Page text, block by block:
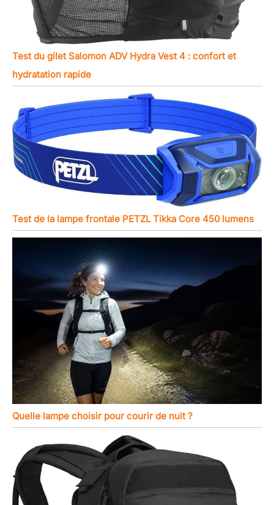
Test du gilet Salomon ADV Hydra Vest 4 : confort et
hydratation rapide
Test de la lampe frontale PETZL Tikka Core 450 lumens
Quelle lampe choisir pour courir de nuit ?